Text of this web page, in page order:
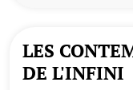
LES
DE L'INFINI